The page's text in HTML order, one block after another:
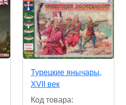
Турецкие янычары,
XVII век
Код товара: